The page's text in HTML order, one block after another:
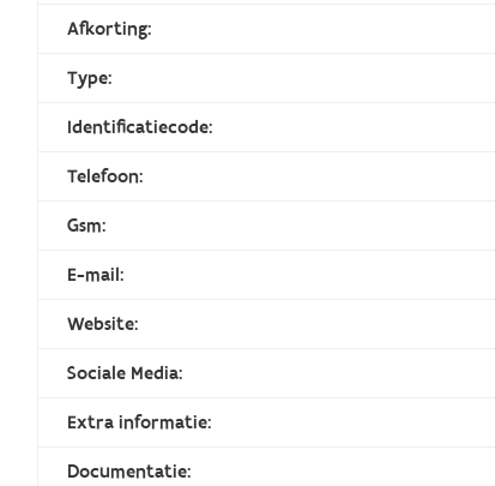
Afkorting:
Type:
Identificatiecode:
Telefoon:
Gsm:
E-mail:
Website:
Sociale Media:
Extra informatie:
Documentatie: